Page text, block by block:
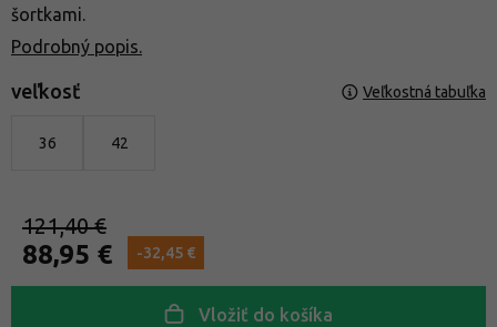
šortkami.
Podrobný popis.
veľkosť Veľkostná tabuľka
36 42
88,95 € -32,45 €
121,40 €
Vložiť do košíka